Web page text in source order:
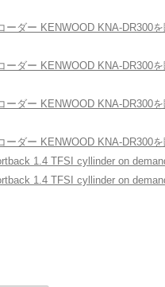
ーダー KENWOOD KNA-DR300を
ーダー KENWOOD KNA-DR300を
ーダー KENWOOD KNA-DR300を
ーダー KENWOOD KNA-DR300を
1.4 TFSI cyllinder on
1.4 TFSI cyllinder on